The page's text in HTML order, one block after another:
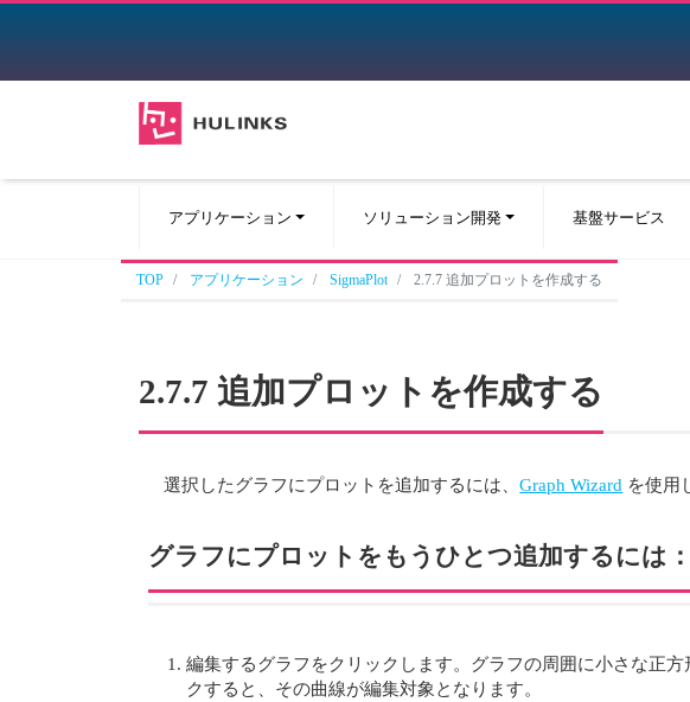
アプリケーション ソリューション開発 基盤サービス
TOP アプリケーション SigmaPlot 2.7.7 追加プロットを作成する
2.7.7 追加プロットを作成する
選択したグラフにプロットを追加するには、Graph Wizard を使用
グラフにプロットをもうひとつ追加するには：
編集するグラフをクリックします。グラフの周囲に小さな正
クすると、その曲線が編集対象となります。